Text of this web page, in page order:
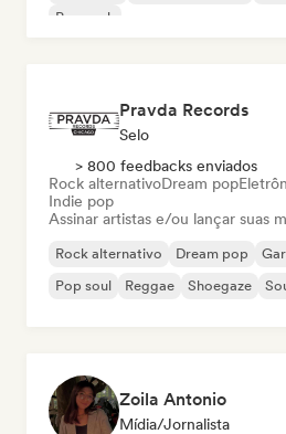
Pop rock
Pravda Records
Selo
> 800 feedbacks enviados
Rock alternativoDream pop
Indie pop
Assinar artistas e/ou lançar suas
Rock alternativo Dream pop
Pop soul
Reggae Shoegaze
Zoila Antonio
Mídia/Jornalista